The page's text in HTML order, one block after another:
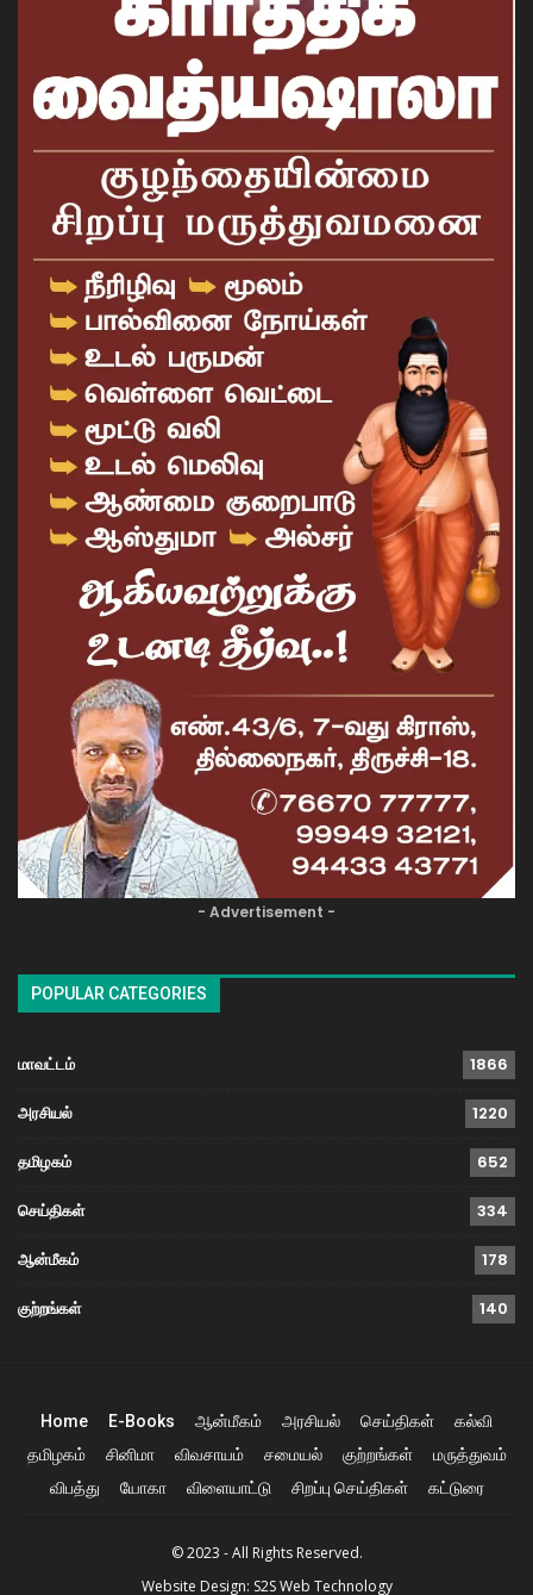
- Advertisement -
POPULAR CATEGORIES
மாவட்டம் 1866
அரசியல் 1220
தமிழகம் 652
செய்திகள் 334
ஆன்மீகம் 178
குற்றங்கள் 140
Home E-Books ஆன்மீகம் அரசியல் செய்திகள்
கல்வி
தமிழகம்
சினிமா விவசாயம் சமையல் குற்றங்கள்
மருத்துவம்
விபத்து
யோகா விளையாட்டு சிறப்பு செய்திகள் கட்டுரை
© 2023 - All Rights Reserved.
Website Design: S2S Web Technology